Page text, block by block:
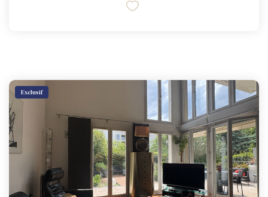
Exclusif